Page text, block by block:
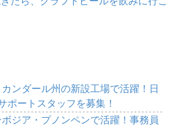
ンダール州の新設工場で活躍！日
ポートスタッフを募集！
ボジア・プノンペンで活躍！事務員